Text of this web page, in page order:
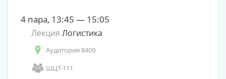
4 пара, 13:45 — 15:05
Лекция Логистика
Аудитория 8409
ШЦТ-111